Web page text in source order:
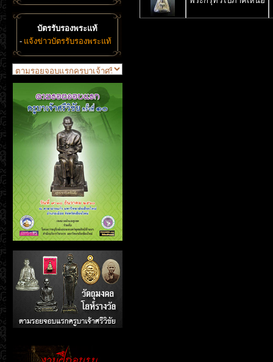
บัตรรับรองพระแท้
- แจ้งข่าวบัตรรับรองพระแท้